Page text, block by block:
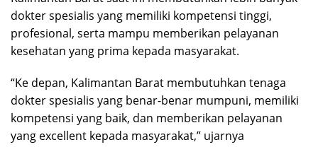
dokter spesialis yang memiliki kompetensi tinggi,
profesional, serta mampu memberikan pelayanan
kesehatan yang prima kepada masyarakat.
“Ke depan, Kalimantan Barat membutuhkan tenaga
dokter spesialis yang benar-benar mumpuni, memiliki
kompetensi yang baik, dan memberikan pelayanan
yang excellent kepada masyarakat,” ujarnya